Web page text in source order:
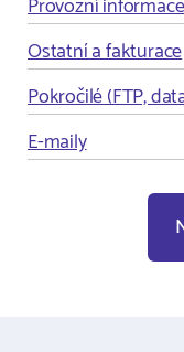
Provozní informace
Ostatní a fakturace
Pokročilé (FTP,
E-maily